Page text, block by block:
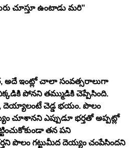
చూస్తూ ఉంటాడు మరి"
అదే ఇంట్లో చాలా సంవత్సరాలుగా
పోనని తమ్ముడికి చెప్పేసింది.
చెడ్డ భయం. పొలం
చూశానని ఎప్పుడూ భర్తతో అప్పట్లో
తన పని
పొలం గట్టుమీద దెయ్యం చంపేసిందని